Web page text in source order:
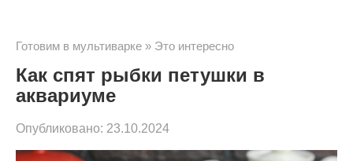
Готовим в мультиварке » Это интересно
Как спят рыбки петушки в
аквариуме
Опубликовано: 23.10.2024